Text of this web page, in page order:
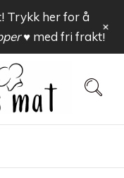
Trykk her for å
♥med fri frakt!
+